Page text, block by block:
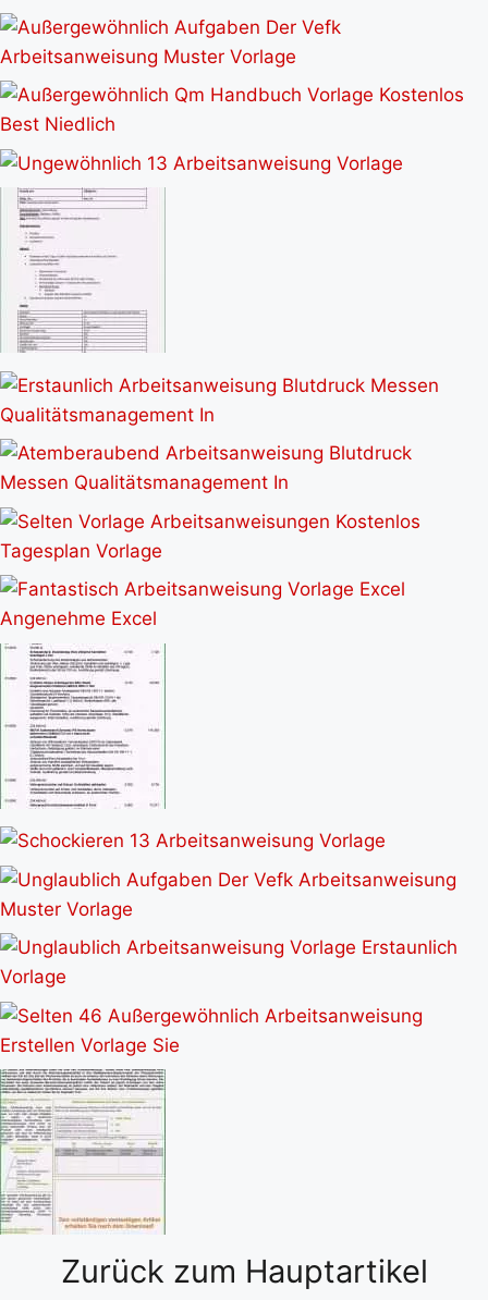
Zurück zum Hauptartikel